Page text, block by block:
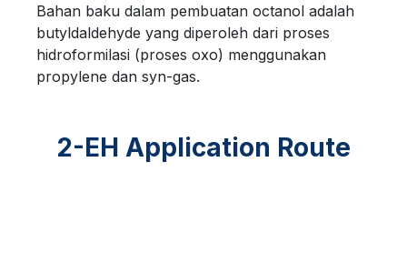
Bahan baku dalam pembuatan octanol adalah
butyldaldehyde yang diperoleh dari proses
hidroformilasi (proses oxo) menggunakan
propylene dan syn-gas.
2-EH Application Route